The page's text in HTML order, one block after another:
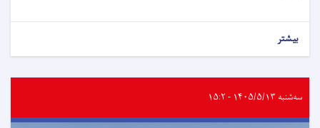
بیشتر
سه‌شنبه ۱۴۰۵/۵/۱۳ - ۱۵:۲